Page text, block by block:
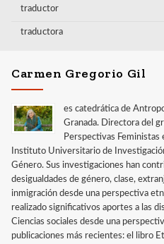
traductor
traductora
Carmen Gregorio Gil
es catedrática de
Granada. Directora del
Perspectivas Feministas
Instituto Universitario de
Género. Sus investigaciones han
desigualdades de género, clase,
inmigración desde una perspectiva
realizado significativos aportes a las
Ciencias sociales desde una
publicaciones más recientes: el libro